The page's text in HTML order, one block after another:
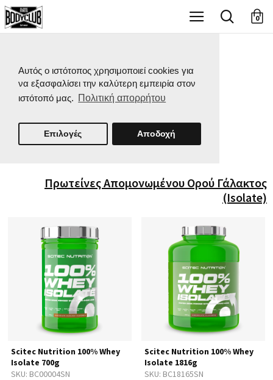
Αυτός ο ιστότοπος χρησιμοποιεί cookies για
να εξασφαλίσει την καλύτερη εμπειρία στον
ιστότοπό μας. Πολιτική απορρήτου
X
Επιλογές Αποδοχή
0
Πρωτείνες Απομονωμένου Ορού Γάλακτος
(Isolate)
SKU: BC00004SN
Scitec Nutrition 100% Whey
Isolate 700g
SKU: BC18165SN
Scitec Nutrition 100% Whey
Isolate 1816g